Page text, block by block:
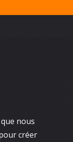
nous
créer